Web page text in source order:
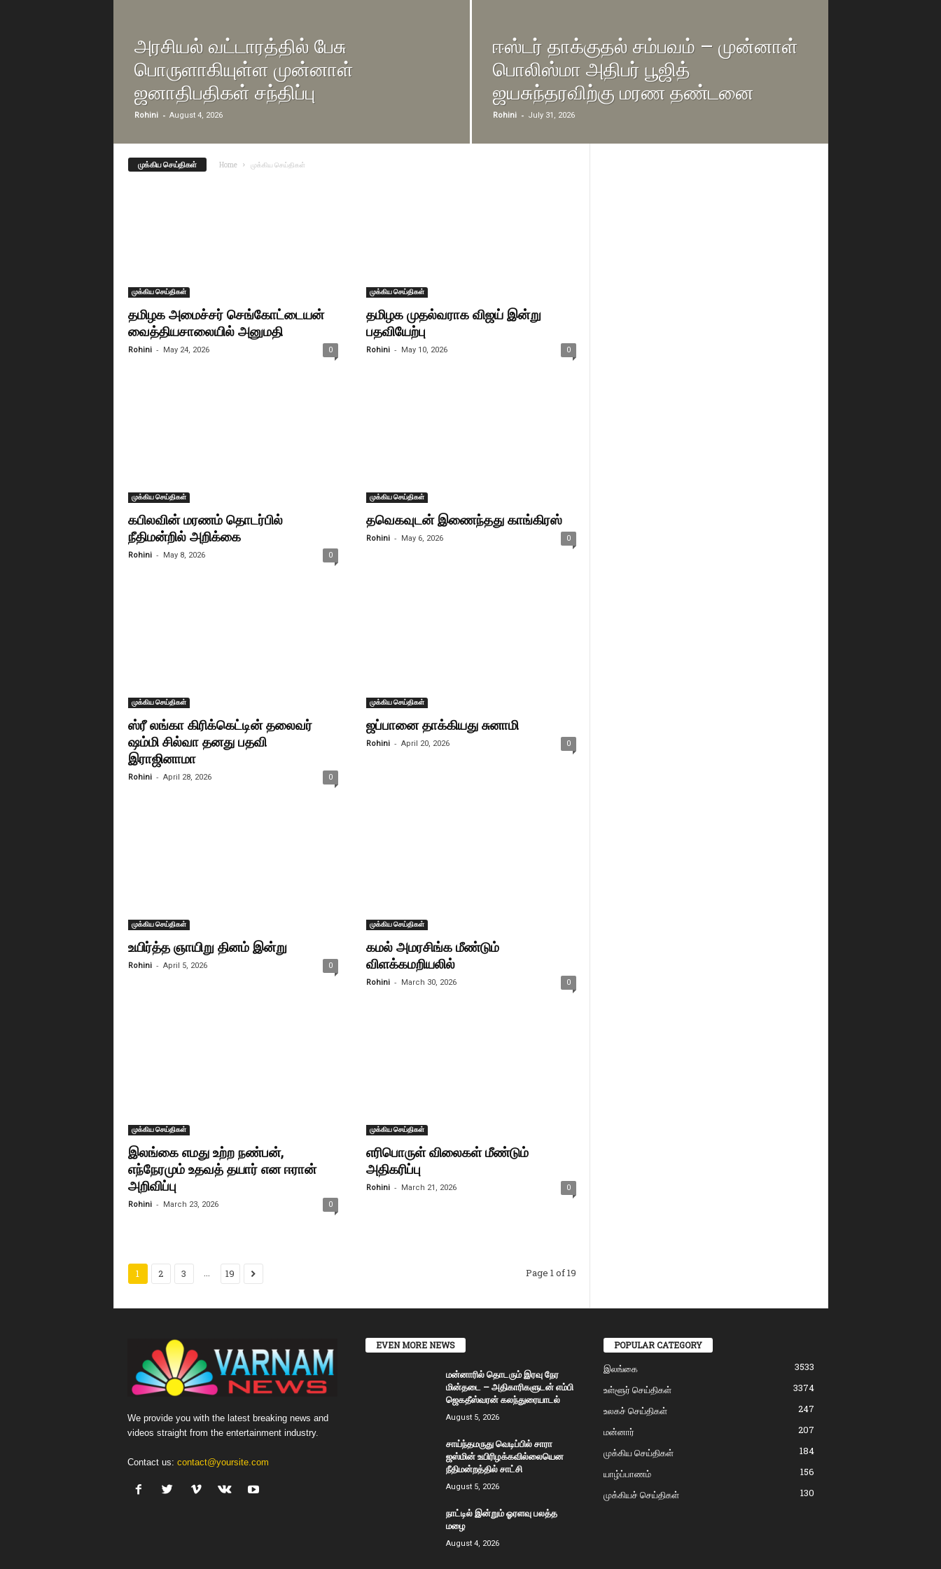
அரசியல் வட்டாரத்தில் பேசு
பொருளாகியுள்ள முன்னாள்
ஜனாதிபதிகள் சந்திப்பு
Rohini - August 4, 2026
ஈஸ்டர் தாக்குதல் சம்பவம் – முன்னாள்
பொலிஸ்மா அதிபர் பூஜித்
ஜயசுந்தரவிற்கு மரண தண்டனை
Rohini - July 31, 2026
முக்கிய செய்திகள் Home முக்கிய செய்திகள்
முக்கிய செய்திகள்
தமிழக அமைச்சர் செங்கோட்டையன்
வைத்தியசாலையில் அனுமதி
Rohini - May 24, 2026 0
முக்கிய செய்திகள்
தமிழக முதல்வராக விஜய் இன்று
பதவியேற்பு
Rohini - May 10, 2026 0
முக்கிய செய்திகள்
கபிலவின் மரணம் தொடர்பில்
நீதிமன்றில் அறிக்கை
Rohini - May 8, 2026 0
முக்கிய செய்திகள்
தவெகவுடன் இணைந்தது காங்கிரஸ்
Rohini - May 6, 2026 0
முக்கிய செய்திகள்
ஸ்ரீ லங்கா கிரிக்கெட்டின் தலைவர்
ஷம்மி சில்வா தனது பதவி
இராஜினாமா
Rohini - April 28, 2026 0
முக்கிய செய்திகள்
ஜப்பானை தாக்கியது சுனாமி
Rohini - April 20, 2026 0
முக்கிய செய்திகள்
உயிர்த்த ஞாயிறு தினம் இன்று
Rohini - April 5, 2026 0
முக்கிய செய்திகள்
கமல் அமரசிங்க மீண்டும்
விளக்கமறியலில்
Rohini - March 30, 2026 0
முக்கிய செய்திகள்
இலங்கை எமது உற்ற நண்பன்,
எந்நேரமும் உதவத் தயார் என ஈரான்
அறிவிப்பு
Rohini - March 23, 2026 0
முக்கிய செய்திகள்
எரிபொருள் விலைகள் மீண்டும்
அதிகரிப்பு
Rohini - March 21, 2026 0
1 2 3 ... 19 Page 1 of 19
We provide you with the latest breaking news and
videos straight from the entertainment industry.
Contact us: contact@yoursite.com
EVEN MORE NEWS
மன்னாரில் தொடரும் இரவு நேர
மின்தடை – அதிகாரிகளுடன் எம்பி
ஜெகதீஸ்வரன் கலந்துரையாடல்
August 5, 2026
சாய்ந்தமருது வெடிப்பில் சாரா
ஜஸ்மின் உயிரிழக்கவில்லையென
நீதிமன்றத்தில் சாட்சி
August 5, 2026
நாட்டில் இன்றும் ஓரளவு பலத்த
மழை
August 4, 2026
POPULAR CATEGORY
இலங்கை
3533
உள்ளூர் செய்திகள்
3374
உலகச் செய்திகள்
247
மன்னார்
207
முக்கிய செய்திகள்
184
யாழ்ப்பாணம்
156
முக்கியச் செய்திகள்
130